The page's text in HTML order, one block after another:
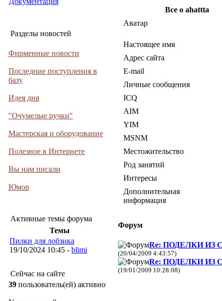
Разделы новостей
Фирменные новости
Последние поступления в
базу
Идея дня
"Очумелые ручки"
Мастерская и оборудование
Полезное в Интернете
Вы нам писали
Юмор
Активные темы форума
Темы
Пилки для лобзика
19/10/2024 10:45 - blimi
Сейчас на сайте
39 пользователь(ей) активно
Все о ahattta
Аватар
Настоящее имя
Адрес сайта
E-mail
Личные сообщения
ICQ
AIM
YIM
MSNM
Местожительство
Род занятий
Интересы
Дополнительная
информация
Форум
Re: ПОДЕЛКИ ИЗ
(20/04/2009 4:43:57)
Re: ПОДЕЛКИ ИЗ
(19/01/2009 10:28:08)